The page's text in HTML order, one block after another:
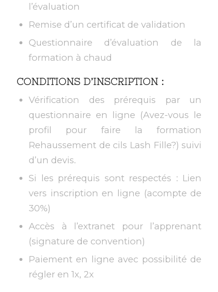
l’évaluation
Remise d’un certificat de validation
Questionnaire d’évaluation de la
formation à chaud
CONDITIONS D’INSCRIPTION :
Vérification des prérequis par un
questionnaire en ligne (Avez-vous le
profil pour faire la formation
Rehaussement de cils Lash Fille?) suivi
d’un devis.
Si les prérequis sont respectés : Lien
vers inscription en ligne (acompte de
30%)
Accès à l’extranet pour l’apprenant
(signature de convention)
Paiement en ligne avec possibilité de
régler en 1x, 2x